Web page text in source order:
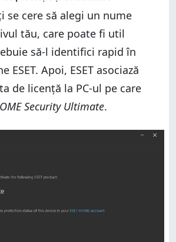
se cere să alegi un nume
tău, care poate fi util
să-l identifici rapid în
ESET. Apoi, ESET asociază
de licență la PC-ul pe care
Security Ultimate.